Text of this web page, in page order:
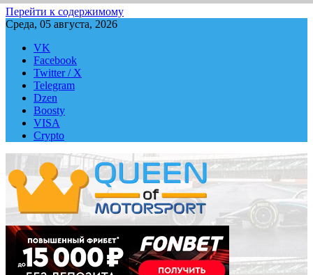
Перейти к содержимому
Среда, 05 августа, 2026
VK
Facebook
Twitter / X
Telegram
Dzen
Boosty
VISA
Crypto
QUEEN-OF-MOTORSPORT.COM
Аналитика, статистика, трансляции Формулы-1 (Ф2/Ф3/F1
Academy), Формулы Е, Moto GP, DTM, IndyCar, NASCAR,
WRC (Dakar, WRX), WEC, IMSA и других гоночных серий